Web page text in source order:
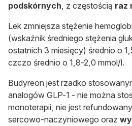
podskórnych, z częstością raz
Lek zmniejsza stężenie
(wskaźnik średniego stężenia
ostatnich 3 miesięcy) średnio o
czczo średnio o 1,8-2,0 mmol/l.
Budyreon jest rzadko
analogów GLP-1 - nie można
monoterapii, nie jest
sercowo-naczyniowego oraz